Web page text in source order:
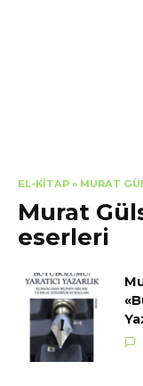
EL-KITAP » MURAT
Murat
eserleri